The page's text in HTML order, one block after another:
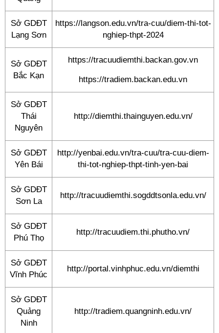
Sở GDĐT
Lạng Sơn
https://langson.edu.vn/tra-cuu/diem-thi-tot-
nghiep-thpt-2024
Sở GDĐT
Bắc Kạn
https://tracuudiemthi.backan.gov.vn
https://tradiem.backan.edu.vn
Sở GDĐT
Thái
Nguyên
http://diemthi.thainguyen.edu.vn/
Sở GDĐT
Yên Bái
http://yenbai.edu.vn/tra-cuu/tra-cuu-diem-
thi-tot-nghiep-thpt-tinh-yen-bai
Sở GDĐT
Sơn La
http://tracuudiemthi.sogddtsonla.edu.vn/
Sở GDĐT
Phú Thọ
http://tracuudiem.thi.phutho.vn/
Sở GDĐT
Vĩnh Phúc
http://portal.vinhphuc.edu.vn/diemthi
Sở GDĐT
Quảng
Ninh
http://tradiem.quangninh.edu.vn/